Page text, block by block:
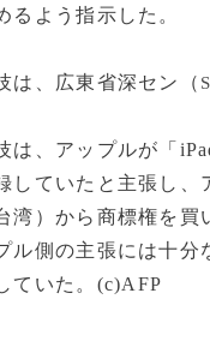
るよう指示した。
は、広東省深セン（
、アップルが「
していたと主張し
湾）から商標権を買
ル側の主張には十
ていた。(c)AFP